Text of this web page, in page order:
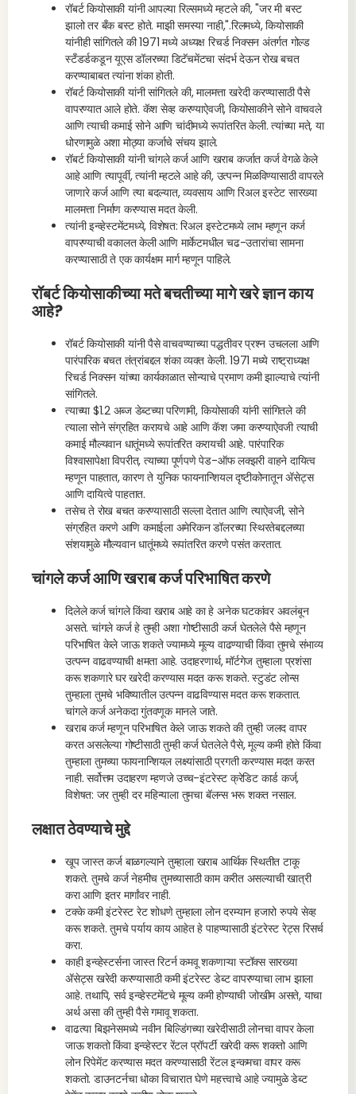
रॉबर्ट कियोसाकी यांनी आपल्या रिल्समध्ये म्हटले की, "जर मी बस्ट
झालो तर बँक बस्ट होते. माझी समस्या नाही,".रिलमध्ये, कियोसाकी
यांनीही सांगितले की 1971 मध्ये अध्यक्ष रिचर्ड निक्सन अंतर्गत गोल्ड
स्टँडर्डकडून यूएस डॉलरच्या डिटॅचमेंटचा संदर्भ देऊन रोख बचत
करण्याबाबत त्यांना शंका होती.
रॉबर्ट कियोसाकी यांनी सांगितले की, मालमत्ता खरेदी करण्यासाठी पैसे
वापरण्यात आले होते. कॅश सेव्ह करण्याऐवजी, कियोसाकीने सोने वाचवले
आणि त्याची कमाई सोने आणि चांदीमध्ये रूपांतरित केली. त्यांच्या मते, या
धोरणामुळे अशा मोठ्या कर्जाचे संचय झाले.
रॉबर्ट कियोसाकी यांनी चांगले कर्ज आणि खराब कर्जात कर्ज वेगळे केले
आहे आणि त्यापूर्वी, त्यांनी म्हटले आहे की, उत्पन्न मिळविण्यासाठी वापरले
जाणारे कर्ज आणि त्या बदल्यात, व्यवसाय आणि रिअल इस्टेट सारख्या
मालमत्ता निर्माण करण्यास मदत केली.
त्यांनी इन्व्हेस्टमेंटमध्ये, विशेषत: रिअल इस्टेटमध्ये लाभ म्हणून कर्ज
वापरण्याची वकालत केली आणि मार्केटमधील चढ-उतारांचा सामना
करण्यासाठी ते एक कार्यक्षम मार्ग म्हणून पाहिले.
रॉबर्ट कियोसाकीच्या मते बचतीच्या मागे खरे ज्ञान काय
आहे?
रॉबर्ट कियोसाकी यांनी पैसे वाचवण्याच्या पद्धतीवर प्रश्न उचलला आणि
पारंपारिक बचत तंत्रांबद्दल शंका व्यक्त केली. 1971 मध्ये राष्ट्राध्यक्ष
रिचर्ड निक्सन यांच्या कार्यकाळात सोन्याचे प्रमाण कमी झाल्याचे त्यांनी
सांगितले.
त्याच्या $1.2 अब्ज डेब्टच्या परिणामी, कियोसाकी यांनी सांगितले की
त्याला सोने संग्रहित करायचे आहे आणि कॅश जमा करण्याऐवजी त्याची
कमाई मौल्यवान धातूंमध्ये रूपांतरित करायची आहे. पारंपारिक
विश्वासापेक्षा विपरीत, त्याच्या पूर्णपणे पेड-ऑफ लक्झरी वाहने दायित्व
म्हणून पाहतात, कारण ते युनिक फायनान्शियल दृष्टीकोनातून ॲसेट्स
आणि दायित्वे पाहतात.
तसेच ते रोख बचत करण्यासाठी सल्ला देतात आणि त्याऐवजी, सोने
संग्रहित करणे आणि कमाईला अमेरिकन डॉलरच्या स्थिरतेबद्दलच्या
संशयामुळे मौल्यवान धातूंमध्ये रूपांतरित करणे पसंत करतात.
चांगले कर्ज आणि खराब कर्ज परिभाषित करणे
दिलेले कर्ज चांगले किंवा खराब आहे का हे अनेक घटकांवर अवलंबून
असते. चांगले कर्ज हे तुम्ही अशा गोष्टीसाठी कर्ज घेतलेले पैसे म्हणून
परिभाषित केले जाऊ शकते ज्यामध्ये मूल्य वाढण्याची किंवा तुमचे संभाव्य
उत्पन्न वाढवण्याची क्षमता आहे. उदाहरणार्थ, मॉर्टगेज तुम्हाला प्रशंसा
करू शकणारे घर खरेदी करण्यास मदत करू शकते. स्टुडंट लोन्स
तुम्हाला तुमचे भविष्यातील उत्पन्न वाढविण्यास मदत करू शकतात.
चांगले कर्ज अनेकदा गुंतवणूक मानले जाते.
खराब कर्ज म्हणून परिभाषित केले जाऊ शकते की तुम्ही जलद वापर
करत असलेल्या गोष्टीसाठी तुम्ही कर्ज घेतलेले पैसे, मूल्य कमी होते किंवा
तुम्हाला तुमच्या फायनान्शियल लक्ष्यांसाठी प्रगती करण्यास मदत करत
नाही. सर्वोत्तम उदाहरण म्हणजे उच्च-इंटरेस्ट क्रेडिट कार्ड कर्ज,
विशेषत: जर तुम्ही दर महिन्याला तुमचा बॅलन्स भरू शकत नसाल.
लक्षात ठेवण्याचे मुद्दे
खूप जास्त कर्ज बाळगल्याने तुम्हाला खराब आर्थिक स्थितीत टाकू
शकते. तुमचे कर्ज नेहमीच तुमच्यासाठी काम करीत असल्याची खात्री
करा आणि इतर मार्गांवर नाही.
टक्के कमी इंटरेस्ट रेट शोधणे तुम्हाला लोन दरम्यान हजारो रुपये सेव्ह
करू शकते. तुमचे पर्याय काय आहेत हे पाहण्यासाठी इंटरेस्ट रेट्स रिसर्च
करा.
काही इन्व्हेस्टर्सना जास्त रिटर्न कमवू शकणाऱ्या स्टॉक्स सारख्या
ॲसेट्स खरेदी करण्यासाठी कमी इंटरेस्ट डेब्ट वापरण्याचा लाभ झाला
आहे. तथापि, सर्व इन्व्हेस्टमेंटचे मूल्य कमी होण्याची जोखीम असते, याचा
अर्थ असा की तुम्ही पैसे गमावू शकता.
वाढत्या बिझनेसमध्ये नवीन बिल्डिंगच्या खरेदीसाठी लोनचा वापर केला
जाऊ शकतो किंवा इन्व्हेस्टर रेंटल प्रॉपर्टी खरेदी करू शकतो आणि
लोन रिपेमेंट करण्यास मदत करण्यासाठी रेंटल इन्कमचा वापर करू
शकतो. डाउनटर्नचा धोका विचारात घेणे महत्त्वाचे आहे ज्यामुळे डेब्ट